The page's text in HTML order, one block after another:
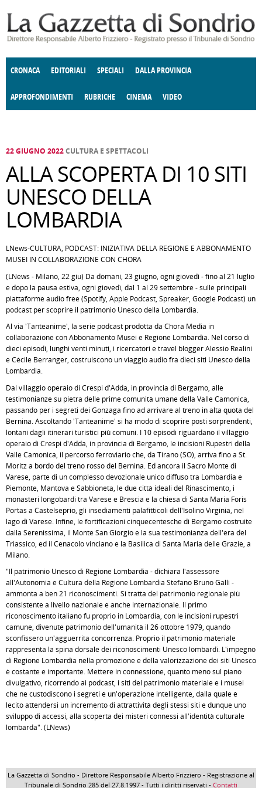
CRONACA EDITORIALI SPECIALI DALLA PROVINCIA
APPROFONDIMENTI
E SPETTACOLI POLITICA
RUBRICHE
DELLE IDEE FATTI DELLO SPIRITO CCCVA
CINEMA VIDEO
22 GIUGNO 2022CULTURA E SPETTACOLI
ALLA SCOPERTA DI 10 SITI
UNESCO DELLA
LOMBARDIA
LNews-CULTURA, PODCAST: INIZIATIVA DELLA REGIONE E ABBONAMENTO
MUSEI IN COLLABORAZIONE CON CHORA
(LNews - Milano, 22 giu) Da domani, 23 giugno, ogni giovedì - fino al 21 luglio
e dopo la pausa estiva, ogni giovedì, dal 1 al 29 settembre - sulle principali
piattaforme audio free (Spotify, Apple Podcast, Spreaker, Google Podcast) un
podcast per scoprire il patrimonio Unesco della Lombardia.
Al via 'Tanteanime', la serie podcast prodotta da Chora Media in
collaborazione con Abbonamento Musei e Regione Lombardia. Nel corso di
dieci episodi, lunghi venti minuti, i ricercatori e travel blogger Alessio Realini
e Cécile Berranger, costruiscono un viaggio audio fra dieci siti Unesco della
Lombardia.
Dal villaggio operaio di Crespi d'Adda, in provincia di Bergamo, alle
testimonianze su pietra delle prime comunità umane della Valle Camonica,
passando per i segreti dei Gonzaga fino ad arrivare al treno in alta quota del
Bernina. Ascoltando 'Tanteanime' si ha modo di scoprire posti sorprendenti,
lontani dagli itinerari turistici più comuni. I 10 episodi riguardano il villaggio
operaio di Crespi d'Adda, in provincia di Bergamo, le incisioni Rupestri della
Valle Camonica, il percorso ferroviario che, da Tirano (SO), arriva fino a St.
Moritz a bordo del treno rosso del Bernina. Ed ancora il Sacro Monte di
Varese, parte di un complesso devozionale unico diffuso tra Lombardia e
Piemonte, Mantova e Sabbioneta, le due città ideali del Rinascimento, i
monasteri longobardi tra Varese e Brescia e la chiesa di Santa Maria Foris
Portas a Castelseprio, gli insediamenti palafitticoli dell'Isolino Virginia, nel
lago di Varese. Infine, le fortificazioni cinquecentesche di Bergamo costruite
dalla Serenissima, il Monte San Giorgio e la sua testimonianza dell'era del
Triassico, ed il Cenacolo vinciano e la Basilica di Santa Maria delle Grazie, a
Milano.
"Il patrimonio Unesco di Regione Lombardia - dichiara l'assessore
all'Autonomia e Cultura della Regione Lombardia Stefano Bruno Galli -
ammonta a ben 21 riconoscimenti. Si tratta del patrimonio regionale più
consistente a livello nazionale e anche internazionale. Il primo
riconoscimento italiano fu proprio in Lombardia, con le incisioni rupestri
camune, divenute patrimonio dell'umanità il 26 ottobre 1979, quando
sconfissero un'agguerrita concorrenza. Proprio il patrimonio materiale
rappresenta la spina dorsale dei riconoscimenti Unesco lombardi. L'impegno
di Regione Lombardia nella promozione e della valorizzazione dei siti Unesco
è costante e importante. Mettere in connessione, quanto meno sul piano
divulgativo, ricorrendo ai podcast, i siti del patrimonio materiale e i musei
che ne custodiscono i segreti è un'operazione intelligente, dalla quale è
lecito attendersi un incremento di attrattività degli stessi siti e dunque uno
sviluppo di accessi, alla scoperta dei misteri connessi all'identità culturale
lombarda". (LNews)
La Gazzetta di Sondrio - Direttore Responsabile Alberto Frizziero - Registrazione al
Tribunale di Sondrio 285 del 27.8.1997 - Tutti i diritti riservati - Contatti